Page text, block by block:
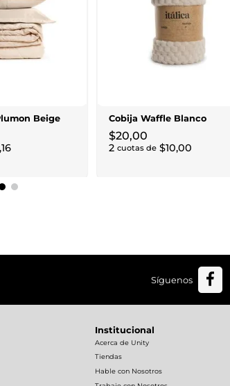
Beige
,16
Cobija Waffle Blanco
$20,00
2 cuotas de $10,00
Síguenos
Institucional
Acerca de Unity
Tiendas
Hable con Nosotros